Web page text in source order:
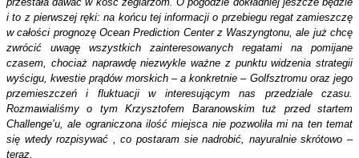
i to z pierwszej ręki: na końcu tej informacji o przebiegu regat zamieszczę
w całości prognozę Ocean Prediction Center z Waszyngtonu, ale już chcę
zwrócić uwagę wszystkich zainteresowanych regatami na pomijane
czasem, chociaż naprawdę niezwykle ważne z punktu widzenia strategii
wyścigu, kwestie prądów morskich – a konkretnie – Golfsztromu oraz jego
przemieszczeń i fluktuacji w interesującym nas przedziale czasu.
Rozmawialiśmy o tym Krzysztofem Baranowskim tuż przed startem
Challenge’u, ale ograniczona ilość miejsca nie pozwoliła mi na ten temat
się wtedy rozpisywać , co postaram sie nadrobić, nayuralnie skrótowo –
teraz.